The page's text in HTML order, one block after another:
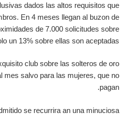
dados las altos requisitos que
En 4 meses llegan al buzon de
de 7.000 solicitudes sobre
un 13% sobre ellas son aceptadas.
club sobre las solteros de oro
mes salvo para las mujeres, que no
pagan.
se recurrira an una minuciosa